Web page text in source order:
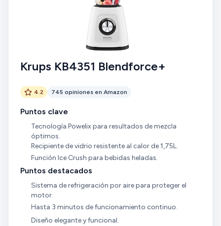
Krups KB4351 Blendforce+
4.2 745 opiniones en Amazon
Puntos clave
Tecnología Powelix para resultados de mezcla
óptimos.
Recipiente de vidrio resistente al calor de 1,75L.
Función Ice Crush para bebidas heladas.
Puntos destacados
Sistema de refrigeración por aire para proteger el
motor.
Hasta 3 minutos de funcionamiento continuo.
Diseño elegante y funcional.